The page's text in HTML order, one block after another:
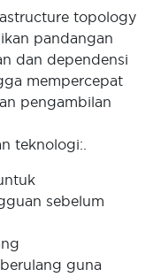
topology
pandangan
dan dependensi
mempercepat
pengambilan
teknologi:.
sebelum
guna